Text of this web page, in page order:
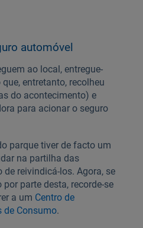
automóvel
ao local, entregue-
entretanto, recolheu
do acontecimento) e
para acionar o seguro
parque tiver de facto um
na partilha das
reivindicá-los. Agora, se
parte desta, recorde-se
a um Centro de
de Consumo.